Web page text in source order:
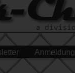
Anmeldung